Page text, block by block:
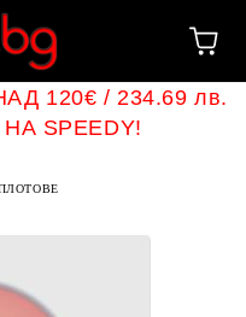
120€ / 234.69 лв.
SPEEDY!